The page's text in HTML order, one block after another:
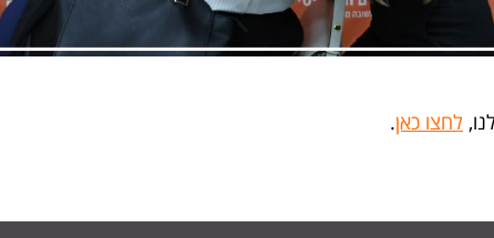
לחצו כאן.